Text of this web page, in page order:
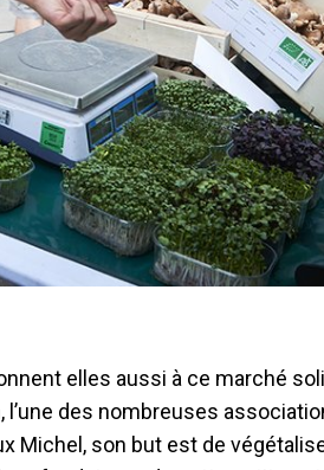
elles aussi à ce marché
l’une des nombreuses
Michel, son but est de